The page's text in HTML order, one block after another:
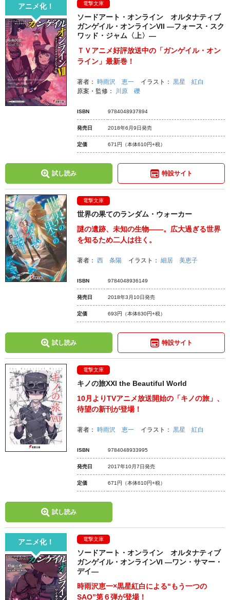
アニメ化！ 電撃文庫
ソードアート・オンライン オルタナティブ
ガンゲイル・オンラインVII ―フォース・スク
ワッド・ジャム〈上〉―
ＴＶアニメ好評放送中の「ガンゲイル・オン
ライン」最新巻！
著者： 時雨沢 恵一 イラスト： 黒星 紅白
原案・監修：
川原 礫
ISBN 9784048937894
発売日 2018年6月9日発売
定価 671円 （本体610円+税）
試し読み 特設サイト
電撃文庫
世界の果てのランダム・ウォーカー
謎の遺跡、未知の生物――。広大過ぎる世界
を知るため二人は往く。
著者： 西 条陽 イラスト： 細居 美恵子
ISBN 9784048936149
発売日 2018年3月10日発売
定価 693円 （本体630円+税）
試し読み 特設サイト
電撃文庫
キノの旅XXI the Beautiful World
10月よりTVアニメ放送開始の「キノの旅」、
待望の新刊が登場！
著者： 時雨沢 恵一 イラスト： 黒星 紅白
ISBN 9784048933995
発売日 2017年10月7日発売
定価 671円 （本体610円+税）
試し読み
アニメ化！ 電撃文庫
ソードアート・オンライン オルタナティブ
ガンゲイル・オンラインVI ―ワン・サマー・
デイ―
時雨沢恵一×黒星紅白による“もう一つの
SAO”第６弾が登場！